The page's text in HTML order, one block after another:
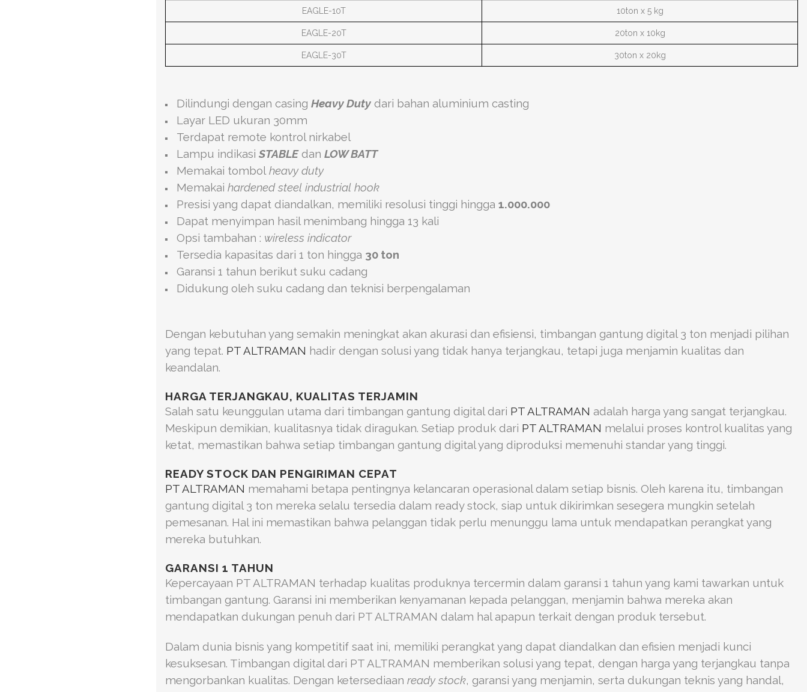
EAGLE-10T 10ton x 5 kg
EAGLE-20T 20ton x 10kg
EAGLE-30T 30ton x 20kg
Dilindungi dengan casing Heavy Duty dari bahan aluminium casting
Layar LED ukuran 30mm
Terdapat remote kontrol nirkabel
Lampu indikasi STABLEdan LOW BATT
Memakai tombol heavy duty
Memakai hardened steel industrial hook
Presisi yang dapat diandalkan, memiliki resolusi tinggi hingga 1.000.000
Dapat menyimpan hasil menimbang hingga 13 kali
Opsi tambahan : wireless indicator
Tersedia kapasitas dari 1 ton hingga 30 ton
Garansi 1 tahun berikut suku cadang
Didukung oleh suku cadang dan teknisi berpengalaman
Dengan kebutuhan yang semakin meningkat akan akurasi dan efisiensi, timbangan gantung digital 3 ton menjadi pilihan
yang tepat. PT ALTRAMAN hadir dengan solusi yang tidak hanya terjangkau, tetapi juga menjamin kualitas dan
keandalan.
HARGA TERJANGKAU, KUALITAS TERJAMIN
Salah satu keunggulan utama dari timbangan gantung digital dari PT ALTRAMAN adalah harga yang sangat terjangkau.
Meskipun demikian, kualitasnya tidak diragukan. Setiap produk dari PT ALTRAMAN melalui proses kontrol kualitas yang
ketat, memastikan bahwa setiap timbangan gantung digital yang diproduksi memenuhi standar yang tinggi.
READY STOCK DAN PENGIRIMAN CEPAT
PT ALTRAMAN memahami betapa pentingnya kelancaran operasional dalam setiap bisnis. Oleh karena itu, timbangan
gantung digital 3 ton mereka selalu tersedia dalam ready stock, siap untuk dikirimkan sesegera mungkin setelah
pemesanan. Hal ini memastikan bahwa pelanggan tidak perlu menunggu lama untuk mendapatkan perangkat yang
mereka butuhkan.
GARANSI 1 TAHUN
Kepercayaan PT ALTRAMAN terhadap kualitas produknya tercermin dalam garansi 1 tahun yang kami tawarkan untuk
timbangan gantung. Garansi ini memberikan kenyamanan kepada pelanggan, menjamin bahwa mereka akan
mendapatkan dukungan penuh dari PT ALTRAMAN dalam hal apapun terkait dengan produk tersebut.
Dalam dunia bisnis yang kompetitif saat ini, memiliki perangkat yang dapat diandalkan dan efisien menjadi kunci
kesuksesan. Timbangan digital dari PT ALTRAMAN memberikan solusi yang tepat, dengan harga yang terjangkau tanpa
mengorbankan kualitas. Dengan ketersediaan ready stock, garansi yang menjamin, serta dukungan teknis yang handal,